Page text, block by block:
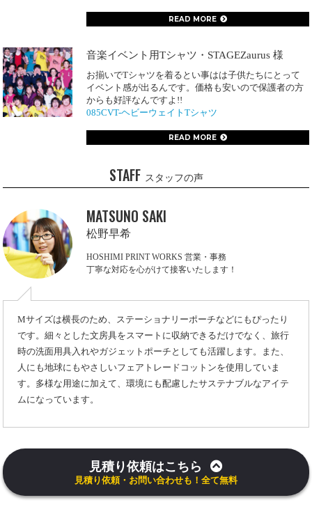
READ MORE
音楽イベント用Tシャツ・STAGEZaurus 様
お揃いでTシャツを着るとい事はは子供たちにとって
イベント感が出るんです。価格も安いので保護者の方
からも好評なんですよ!!
085CVT-ヘビーウェイトTシャツ
READ MORE
STAFF スタッフの声
MATSUNO SAKI
松野早希
HOSHIMI PRINT WORKS 営業・事務
丁寧な対応を心がけて接客いたします！
Mサイズは横長のため、ステーショナリーポーチなどにもぴったり
です。細々とした文房具をスマートに収納できるだけでなく、旅行
時の洗面用具入れやガジェットポーチとしても活躍します。また、
人にも地球にもやさしいフェアトレードコットンを使用していま
す。多様な用途に加えて、環境にも配慮したサステナブルなアイテ
ムになっています。
見積り依頼はこちら
見積り依頼・お問い合わせも！全て無料